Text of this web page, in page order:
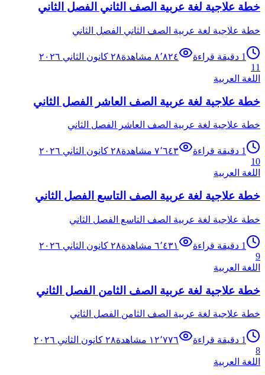
خطة علاجية لغة عربية الصف الثاني الفصل الثاني
خطة علاجية لغة عربية الصف الثاني الفصل الثاني
1 دقيقة قراءة ٨٬٨٢٤ مشاهدة٢٨ كانون الثاني ٢٠٢٦
11
اللغة العربية
خطة علاجية لغة عربية الصف العاشر الفصل الثاني
خطة علاجية لغة عربية الصف العاشر الفصل الثاني
1 دقيقة قراءة ٧٬٦٤٣ مشاهدة٢٨ كانون الثاني ٢٠٢٦
10
اللغة العربية
خطة علاجية لغة عربية الصف التاسع الفصل الثاني
خطة علاجية لغة عربية الصف التاسع الفصل الثاني
1 دقيقة قراءة ٦٬٤٣١ مشاهدة٢٨ كانون الثاني ٢٠٢٦
9
اللغة العربية
خطة علاجية لغة عربية الصف الثامن الفصل الثاني
خطة علاجية لغة عربية الصف الثامن الفصل الثاني
1 دقيقة قراءة ١٢٬٧٧٦ مشاهدة٢٨ كانون الثاني ٢٠٢٦
8
اللغة العربية